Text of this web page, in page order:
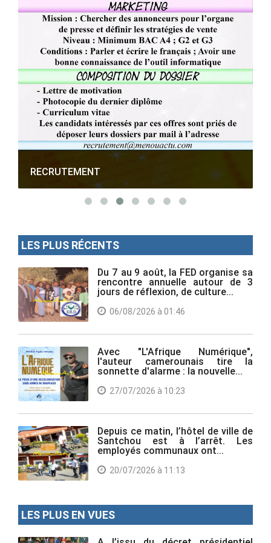
RECRUTEMENT
LES PLUS RÉCENTS
Du 7 au 9 août, la FED organise sa
rencontre annuelle autour de 3
jours de réflexion, de culture...
06/08/2026 à 01:46
Avec "L'Afrique Numérique",
l'auteur camerounais tire la
sonnette d'alarme : la nouvelle...
27/07/2026 à 10:23
Depuis ce matin, l’hôtel de ville de
Santchou est à l’arrêt. Les
employés communaux ont...
20/07/2026 à 11:13
LES PLUS EN VUES